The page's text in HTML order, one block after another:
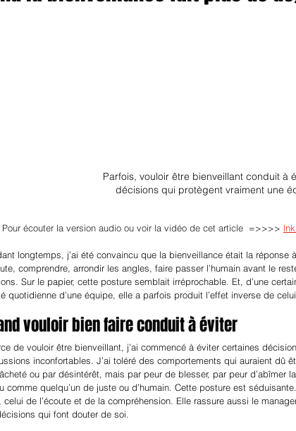
Parfois, vouloir être bienveillant conduit à
décisions qui protègent vraiment une
Pour écouter la version audio ou voir la vidéo de cet article  =>>>>
longtemps, j’ai été convaincu que la bienveillance était la réponse
comprendre, arrondir les angles, faire passer l’humain avant le
Sur le papier, cette posture semblait irréprochable. Et, d’une
quotidienne d’une équipe, elle a parfois produit l’effet inverse de
vouloir bien faire conduit à éviter
de vouloir être bienveillant, j’ai commencé à éviter certaines
inconfortables. J’ai toléré des comportements qui auraient dû
ou par désintérêt, mais par peur de blesser, par peur d’abîmer
comme quelqu’un de juste ou d’humain. Cette posture est
celui de l’écoute et de la compréhension. Elle rassure aussi le
qui font douter de soi.